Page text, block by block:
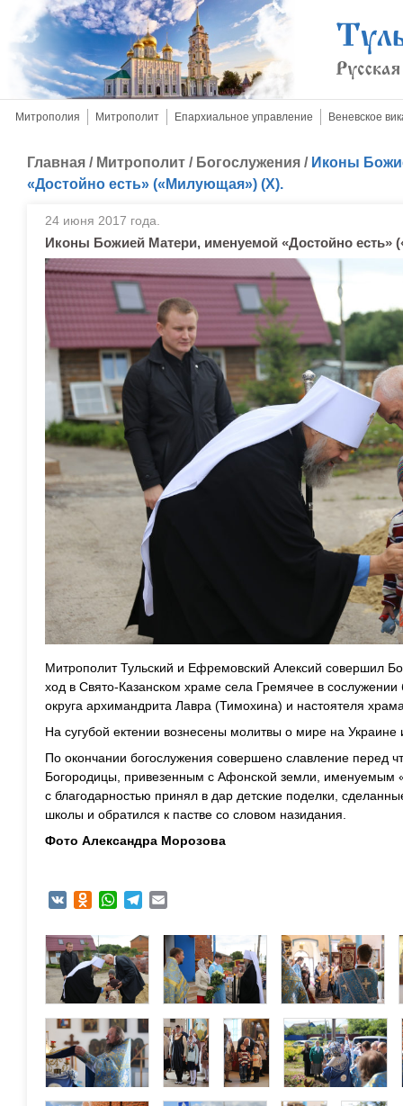
Митрополия Митрополит Епархиальное управление Веневское
Главная / Митрополит / Богослужения / Иконы
«Достойно есть» («Милующая») (X).
24 июня 2017 года.
Иконы Божией Матери, именуемой «Достойно есть»
Митрополит Тульский и Ефремовский Алексий совершил
ход в Свято-Казанском храме села Гремячее в сослужении
округа архимандрита Лавра (Тимохина) и настоятеля
На сугубой ектении вознесены молитвы о мире на
По окончании богослужения совершено славление перед
Богородицы, привезенным с Афонской земли, именуемым
с благодарностью принял в дар детские поделки,
школы и обратился к пастве со словом назидания.
Фото Александра Морозова
VK Odnoklassniki
WhatsAppTelegram